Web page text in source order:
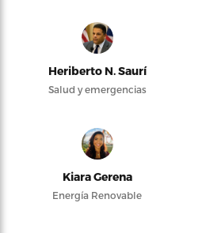
Heriberto N. Saurí
Salud y emergencias
Kiara Gerena
Energía Renovable